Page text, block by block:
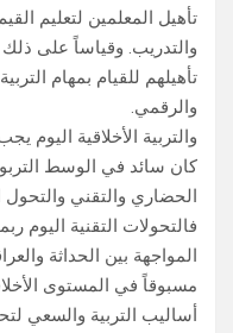
تأهيل المعلمين لتعليم
والتدريب. وقياساً على
تأهيلهم للقيام بمهام
والرقمي.
والتربية الأخلاقية اليوم
كان سائد في الوسط
الحضاري والتقني والتحول
فالتحولات التقنية اليوم
المواجهة بين الحداثة
مسبوقاً في المستوى
أساليب التربية والسعي